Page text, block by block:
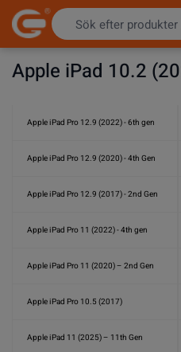
Hoppa till innehållet
Apple iPad 10.2
Apple iPad Pro 12.9 (2022) - 6th gen
Apple iPad Pro 12.9 (2020) - 4th Gen
Apple iPad Pro 12.9 (2017) - 2nd Gen
Apple iPad Pro 11 (2022) - 4th gen
Apple iPad Pro 11 (2020) – 2nd Gen
Apple iPad Pro 10.5 (2017)
Apple iPad 11 (2025) – 11th Gen